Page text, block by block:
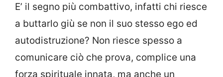
E’ il segno più combattivo, infatti chi riesce
a buttarlo giù se non il suo stesso ego ed
autodistruzione? Non riesce spesso a
comunicare ciò che prova, complice una
forza spirituale innata, ma anche un